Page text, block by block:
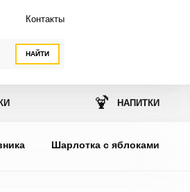
НАЙТИ
Контакты
🍹 НАПИТКИ
Шарлотка с яблоками